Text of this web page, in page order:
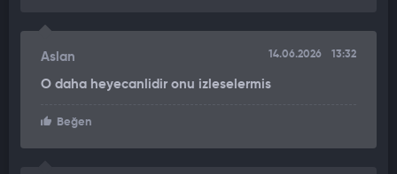
izlemesi, izleyenleri öfkelendirdi.
Aslan 14.06.2026 13:32
O daha heyecanlidir onu izleselermis
Beğen